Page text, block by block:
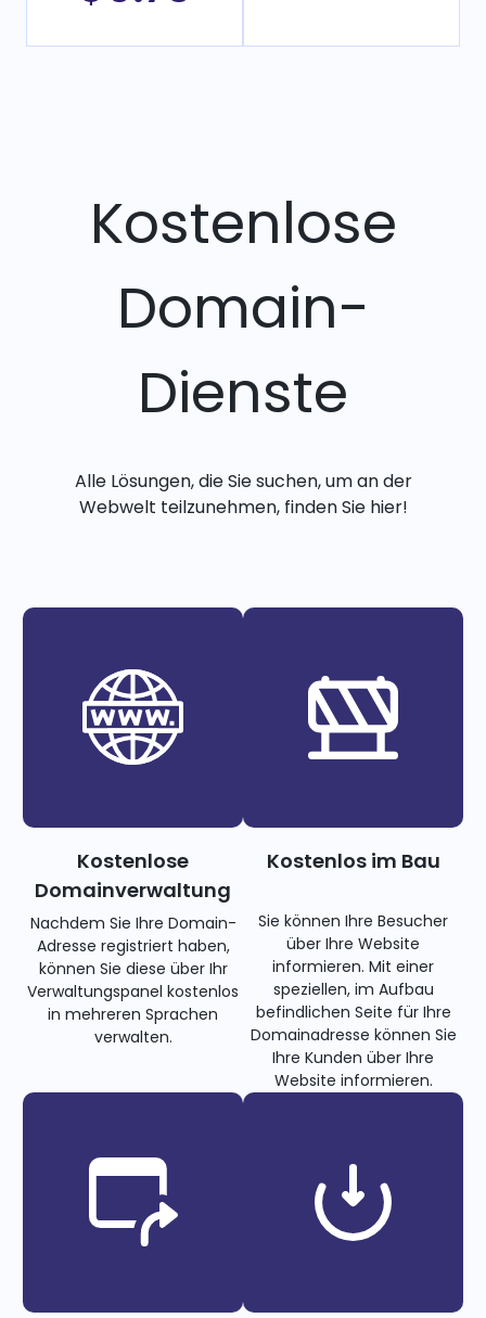
Kostenlose
Domain-
Dienste
Alle Lösungen, die Sie suchen, um an der
Webwelt teilzunehmen, finden Sie hier!
Kostenlose
Domainverwaltung
Nachdem Sie Ihre Domain-
Adresse registriert haben,
können Sie diese über Ihr
Verwaltungspanel kostenlos
in mehreren Sprachen
verwalten.
Kostenlos im Bau
Sie können Ihre Besucher
über Ihre Website
informieren. Mit einer
speziellen, im Aufbau
befindlichen Seite für Ihre
Domainadresse können Sie
Ihre Kunden über Ihre
Website informieren.